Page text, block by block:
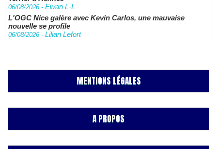
06/08/2026 - Ewan L-L
L'OGC Nice galère avec Kevin Carlos, une mauvaise
nouvelle se profile
06/08/2026 - Lilian Lefort
MENTIONS LÉGALES
A PROPOS